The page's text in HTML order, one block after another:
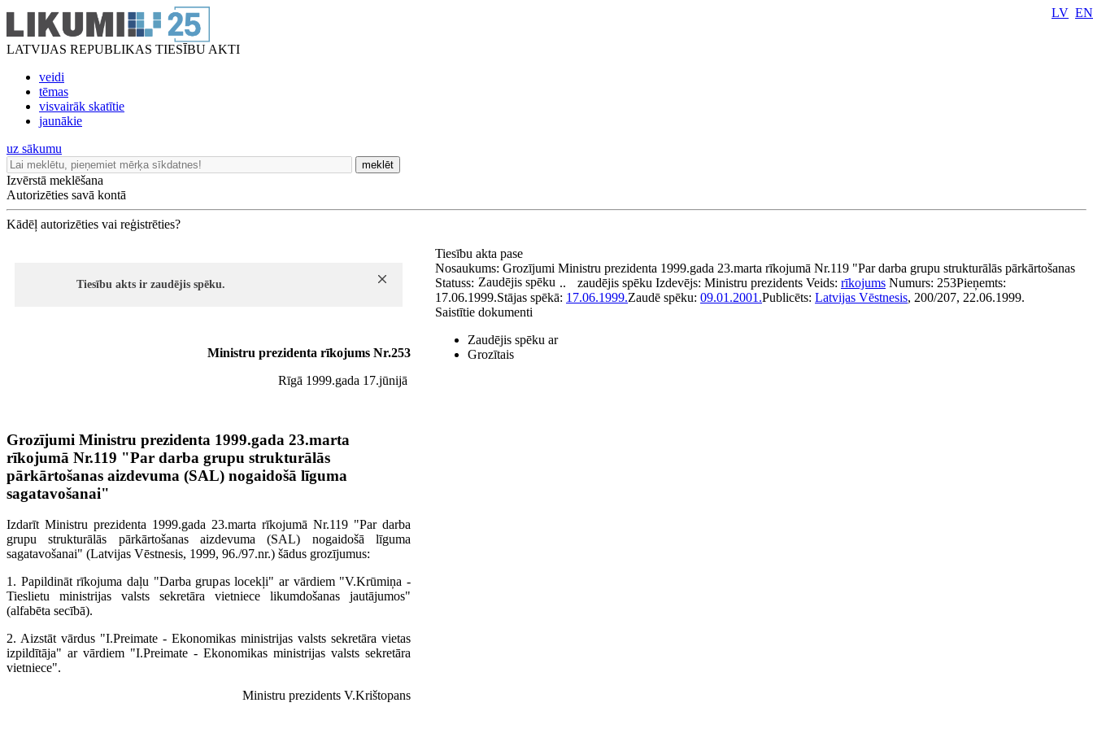
LATVIJAS REPUBLIKAS TIESĪBU AKTI
veidi
tēmas
visvairāk skatītie
jaunākie
LV EN
uz sākumu
meklēt
Izvērstā meklēšana
Autorizēties savā kontā
Kādēļ autorizēties vai reģistrēties?
Tiesību akts ir zaudējis spēku.
Ministru prezidenta rīkojums Nr.253
Rīgā 1999.gada 17.jūnijā
Grozījumi Ministru prezidenta 1999.gada 23.marta
rīkojumā Nr.119 "Par darba grupu strukturālās
pārkārtošanas aizdevuma (SAL) nogaidošā līguma
sagatavošanai"
Izdarīt Ministru prezidenta 1999.gada 23.marta rīkojumā Nr.119 "Par darba
grupu strukturālās pārkārtošanas aizdevuma (SAL) nogaidošā līguma
sagatavošanai" (Latvijas Vēstnesis, 1999, 96./97.nr.) šādus grozījumus:
1. Papildināt rīkojuma daļu "Darba grupas locekļi" ar vārdiem "V.Krūmiņa -
Tieslietu ministrijas valsts sekretāra vietniece likumdošanas jautājumos"
(alfabēta secībā).
2. Aizstāt vārdus "I.Preimate - Ekonomikas ministrijas valsts sekretāra vietas
izpildītāja" ar vārdiem "I.Preimate - Ekonomikas ministrijas valsts sekretāra
vietniece".
Ministru prezidents V.Krištopans
Tiesību akta pase
Nosaukums: Grozījumi Ministru prezidenta 1999.gada 23.marta rīkojumā Nr.119 "Par darba grupu strukturālās pārkārtošanas
..
Statuss: Zaudējis spēku zaudējis spēku Izdevējs: Ministru prezidents Veids: rīkojums Numurs: 253Pieņemts:
17.06.1999.Stājas spēkā: 17.06.1999.Zaudē spēku: 09.01.2001.Publicēts: Latvijas Vēstnesis, 200/207, 22.06.1999.
Saistītie dokumenti
Zaudējis spēku ar
Grozītais